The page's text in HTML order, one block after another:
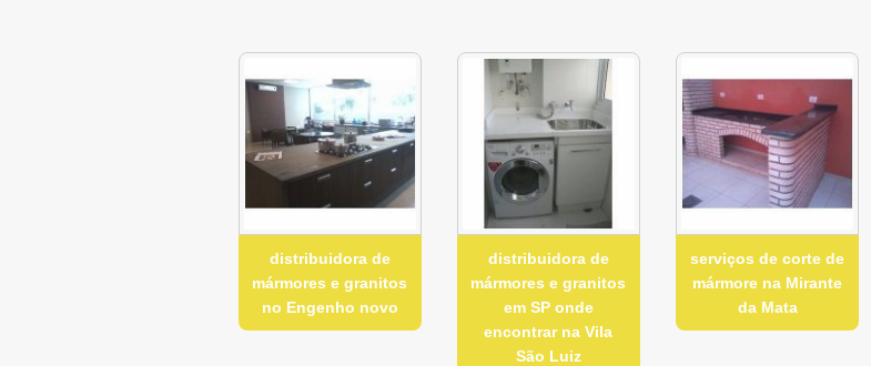
distribuidora de
mármores e granitos
no Engenho novo
distribuidora de
mármores e granitos
em SP onde
encontrar na Vila
São Luiz
serviços de corte de
mármore na Mirante
da Mata